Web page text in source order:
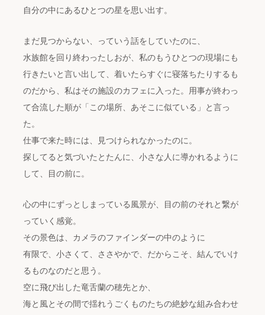
自分の中にあるひとつの星を思い出す。
まだ見つからない、っていう話をしていたのに、
水族館を回り終わったしおが、私のもうひとつの現場にも
行きたいと言い出して、着いたらすぐに寝落ちたりするも
のだから、私はその施設のカフェに入った。用事が終わっ
て合流した順が「この場所、あそこに似ている」と言っ
た。
仕事で来た時には、見つけられなかったのに。
探してると気づいたとたんに、小さな人に導かれるように
して、目の前に。
心の中にずっとしまっている風景が、目の前のそれと繋が
っていく感覚。
その景色は、カメラのファインダーの中のように
有限で、小さくて、ささやかで、だからこそ、結んでいけ
るものなのだと思う。
空に飛び出した竜舌蘭の穂先とか、
海と風とその間で揺れうごくものたちの絶妙な組み合わせ